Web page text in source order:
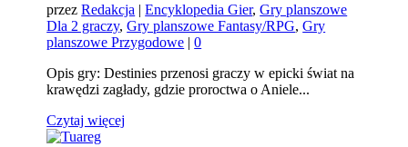
przezRedakcja |Encyklopedia Gier,Gry planszowe
Dla 2 graczy,Gry planszowe Fantasy/RPG,Gry
planszowe Przygodowe |0
Opis gry: Destinies przenosi graczy w epicki świat na
krawędzi zagłady, gdzie proroctwa o Aniele...
Czytaj więcej